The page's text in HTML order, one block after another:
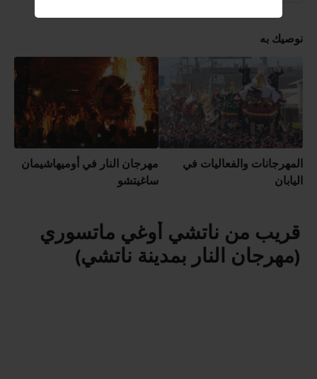
نوصيك به
المهرجانات والفعاليات في
اليابان
مهرجان النار في أوميهاشيمان
ساغيتشو
قريب من ناتشي أوغي ماتسوري
(مهرجان النار بمدينة ناتشي)